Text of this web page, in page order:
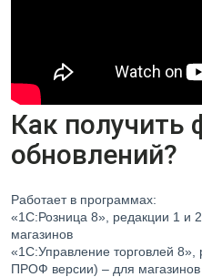
Как получить
обновлений?
Работает в программах:
«1С:Розница 8», редакции 1 и
магазинов
«1С:Управление торговлей 8»,
ПРОФ версии) – для